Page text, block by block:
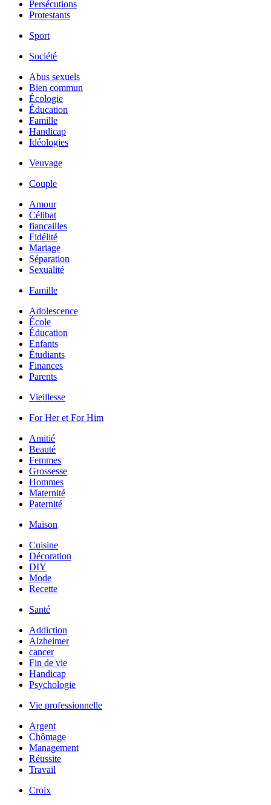
Persécutions
Protestants
Sport
Société
Abus sexuels
Bien commun
Écologie
Éducation
Famille
Handicap
Idéologies
Veuvage
Couple
Amour
Célibat
fiancailles
Fidélité
Mariage
Séparation
Sexualité
Famille
Adolescence
École
Éducation
Enfants
Étudiants
Finances
Parents
Vieillesse
For Her et For Him
Amitié
Beauté
Femmes
Grossesse
Hommes
Maternité
Paternité
Maison
Cuisine
Décoration
DIY
Mode
Recette
Santé
Addiction
Alzheimer
cancer
Fin de vie
Handicap
Psychologie
Vie professionnelle
Argent
Chômage
Management
Réussite
Travail
Croix